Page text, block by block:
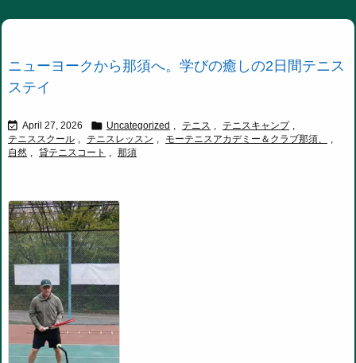
ニューヨークから那須へ。学びの癒しの2日間テニス
ステイ
 April 27, 2026  Uncategorized , テニス , テニスキャンプ ,
テニススクール , テニスレッスン , モーテニスアカデミー＆クラブ那須、
,
自然 , 貸テニスコート , 那須